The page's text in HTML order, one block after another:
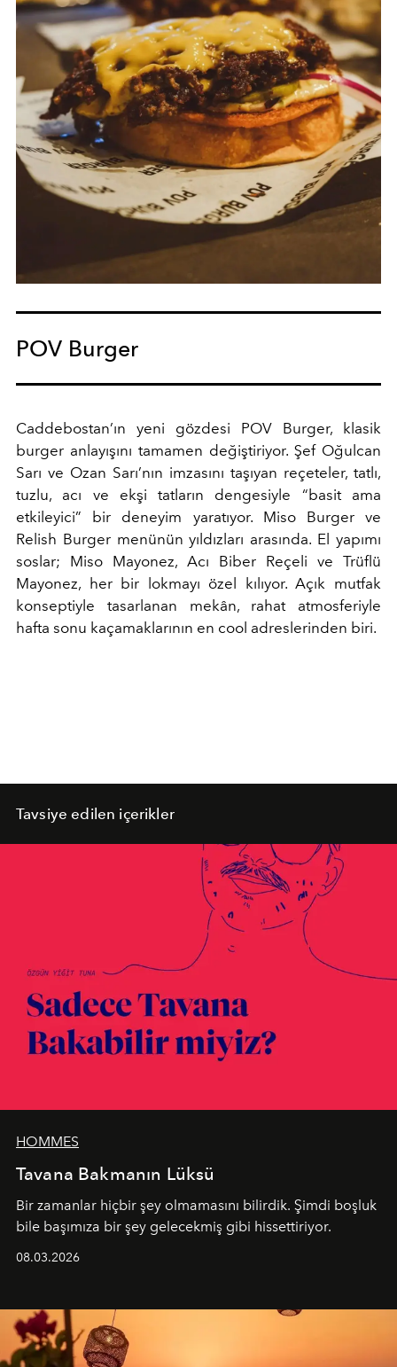
POV Burger
Caddebostan’ın yeni gözdesi POV Burger, klasik
burger anlayışını tamamen değiştiriyor. Şef Oğulcan
Sarı ve Ozan Sarı’nın imzasını taşıyan reçeteler, tatlı,
tuzlu, acı ve ekşi tatların dengesiyle “basit ama
etkileyici” bir deneyim yaratıyor. Miso Burger ve
Relish Burger menünün yıldızları arasında. El yapımı
soslar; Miso Mayonez, Acı Biber Reçeli ve Trüflü
Mayonez, her bir lokmayı özel kılıyor. Açık mutfak
konseptiyle tasarlanan mekân, rahat atmosferiyle
hafta sonu kaçamaklarının en cool adreslerinden biri.
Tavsiye edilen içerikler
HOMMES
Tavana Bakmanın Lüksü
Bir zamanlar hiçbir şey olmamasını bilirdik. Şimdi boşluk
bile başımıza bir şey gelecekmiş gibi hissettiriyor.
08.03.2026